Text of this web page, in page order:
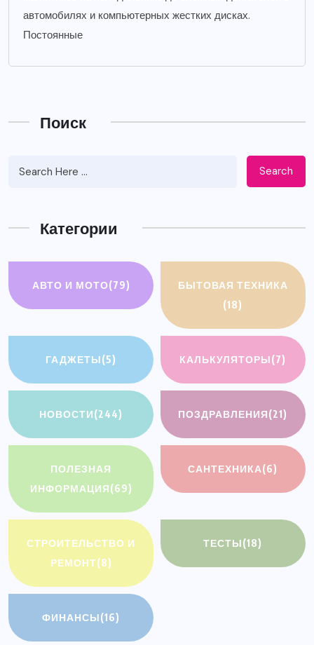
автомобилях и компьютерных жестких дисках.
Постоянные
Поиск
Search
Категории
АВТО И МОТО(79)
БЫТОВАЯ ТЕХНИКА
(18)
ГАДЖЕТЫ(5) КАЛЬКУЛЯТОРЫ(7)
НОВОСТИ(244) ПОЗДРАВЛЕНИЯ(21)
ПОЛЕЗНАЯ
ИНФОРМАЦИЯ(69)
САНТЕХНИКА(6)
СТРОИТЕЛЬСТВО И
РЕМОНТ(8)
ТЕСТЫ(18)
ФИНАНСЫ(16)